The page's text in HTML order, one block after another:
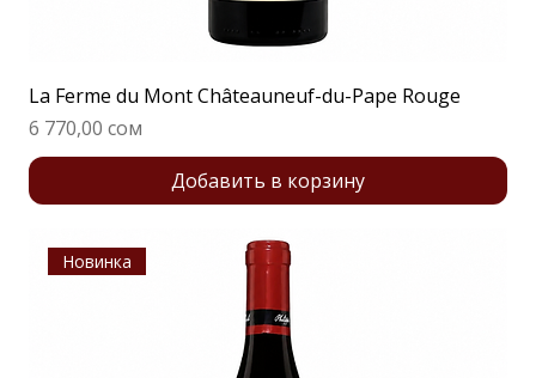
La Ferme du Mont Châteauneuf-du-Pape Rouge
Цена
6 770,00 сом
Добавить в корзину
Новинка